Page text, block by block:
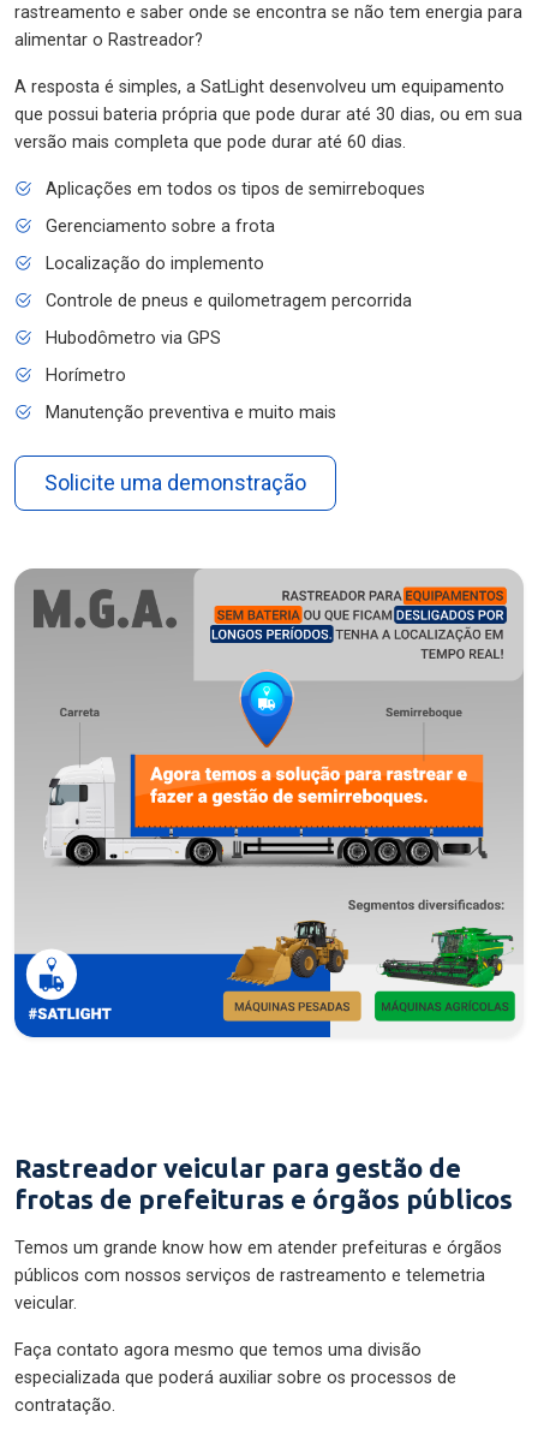
rastreamento e saber onde se encontra se não tem energia para
alimentar o Rastreador?
A resposta é simples, a SatLight desenvolveu um equipamento
que possui bateria própria que pode durar até 30 dias, ou em sua
versão mais completa que pode durar até 60 dias.
Aplicações em todos os tipos de semirreboques
Gerenciamento sobre a frota
Localização do implemento
Controle de pneus e quilometragem percorrida
Hubodômetro via GPS
Horímetro
Manutenção preventiva e muito mais
Solicite uma demonstração
Rastreador veicular para gestão de
frotas de prefeituras e órgãos públicos
Temos um grande know how em atender prefeituras e órgãos
públicos com nossos serviços de rastreamento e telemetria
veicular.
Faça contato agora mesmo que temos uma divisão
especializada que poderá auxiliar sobre os processos de
contratação.